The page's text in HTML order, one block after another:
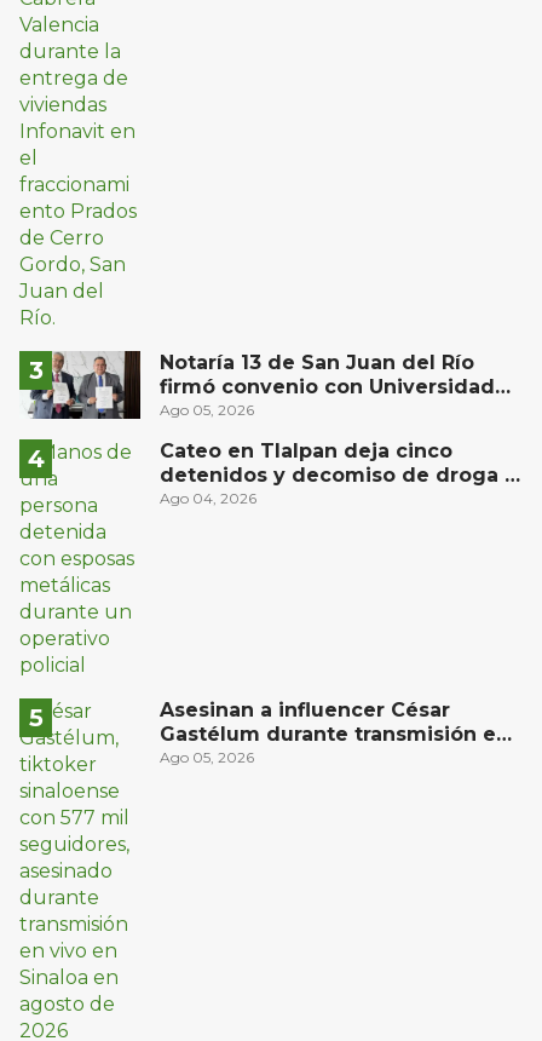
Notaría 13 de San Juan del Río
firmó convenio con Universidad
del Bajío para recibir estudiantes
Ago 05, 2026
Cateo en Tlalpan deja cinco
detenidos y decomiso de droga y
un arma
Ago 04, 2026
Asesinan a influencer César
Gastélum durante transmisión en
vivo en Sinaloa
Ago 05, 2026